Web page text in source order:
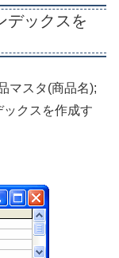
デックスを
マスタ(商品名);
ックスを作成す